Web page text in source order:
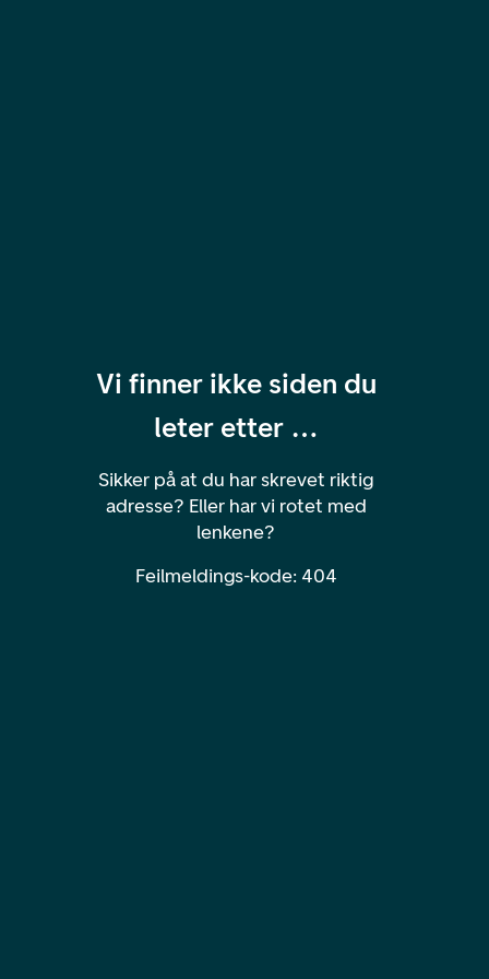
Vi finner ikke siden du
leter etter …
Sikker på at du har skrevet riktig
adresse? Eller har vi rotet med
lenkene?
Feilmeldings-kode: 404